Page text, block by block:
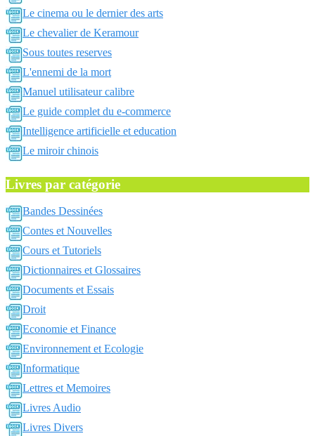
Le cinema ou le dernier des arts
Le chevalier de Keramour
Sous toutes reserves
L'ennemi de la mort
Manuel utilisateur calibre
Le guide complet du e-commerce
Intelligence artificielle et education
Le miroir chinois
Livres par catégorie
Bandes Dessinées
Contes et Nouvelles
Cours et Tutoriels
Dictionnaires et Glossaires
Documents et Essais
Droit
Economie et Finance
Environnement et Ecologie
Informatique
Lettres et Memoires
Livres Audio
Livres Divers